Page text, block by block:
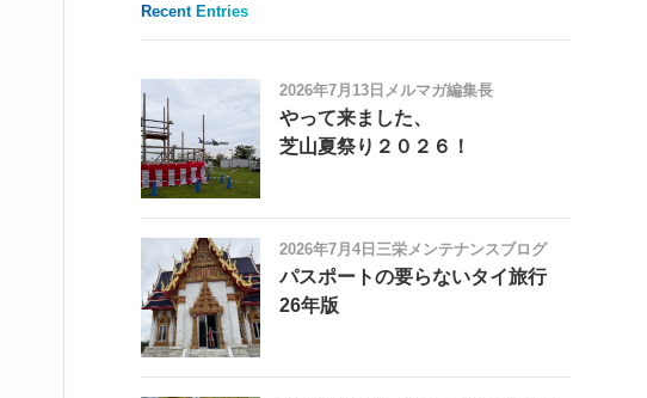
Recent Entries
2026年7月13日 メルマガ編集長
やって来ました、
芝山夏祭り２０２６！
2026年7月4日 三栄メンテナンスブログ
パスポートの要らないタイ旅行
26年版